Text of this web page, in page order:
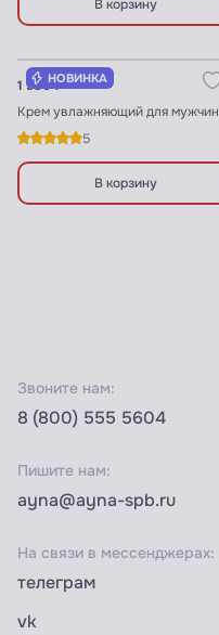
В корзину
НОВИНКА
1 980 ₽
Крем увлажняющий для мужчин
5
В корзину
Звоните нам:
8 (800) 555 5604
Пишите нам:
ayna@ayna-spb.ru
На связи в мессенджерах:
телеграм
vk